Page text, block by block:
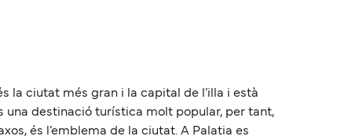
la ciutat més gran i la capital de l’illa i està
una destinació turística molt popular, per tant,
és l’emblema de la ciutat. A Palatia es